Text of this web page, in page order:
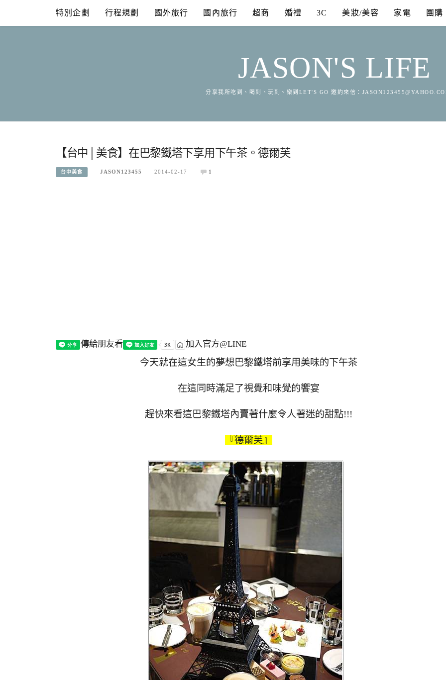
content
特別企劃 行程規劃 國外旅行 國內旅行 超商 婚禮 3C 美妝/美容 家電 團購
JASON'S LIFE
分享我所吃到、喝到、玩到、樂到LET'S GO 邀約來信：
【台中│美食】在巴黎鐵塔下享用下午茶。德爾芙
台中美食 JASON123455 2014-02-17 1
傳給朋友看 加入官方@LINE
今天就在這女生的夢想巴黎鐵塔前享用美味的下午茶
在這同時滿足了視覺和味覺的饗宴
趕快來看這巴黎鐵塔內賣著什麼令人著迷的甜點!!!
『德爾芙』